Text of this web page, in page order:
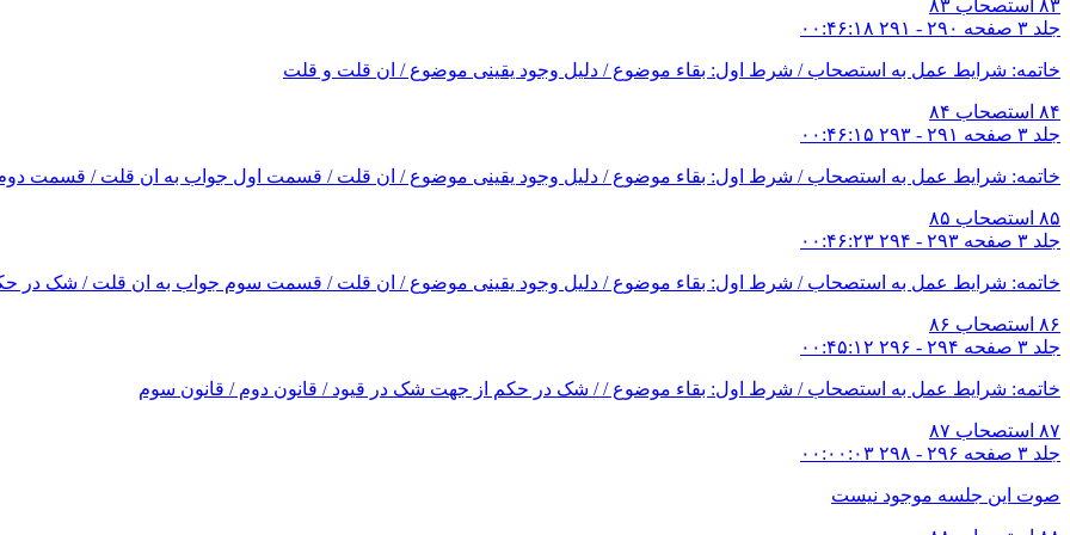
اما مقصد دوم، شامل دو مقام و انواع گمان‌ها و ظنون معتبر مى‌باشد. مقام اول امكان عقلى تعبدبه ظن و مقام دوم، تأسيس اصل در
اما گمان‌ها و ظن‌هاى معتبر؛ شامل اماره‌هاى معتبر در تشخيص منظور و مراد متكلم، اجماع منقول، شهرت در فتوا، خبر واحد و بحث
اما مقصد سوم، اصول عمليّه و شك مى‌باشد. مؤلف بحث را در دو مقام مطرح نموده است. مقام اول حكم شك بدون ملاحظۀ حالت سابق
مقام دوم حكم شك با ملاحظۀ حالت سابق كه اصل استصحاب است.
و اما مقام دوم نيز در دو موضع بحث مى‌كند: موضع اول شك در نفس تكليف و موضع دوم شك در متعلق تكليف با علم به نفس تكليف
اما موضع اول؛ شامل سه مطلب است: شبهۀ تحريمى تكليفى، شبهۀ وجوبى، و دوران امر بين وجوب و حرمت. هر سه مطلب را در حالت
در موضوع حكم بررسى مى‌كند كه در مجموع دوازده حالت مورد بررسى قرار مى‌گيرد.
اما موضع دوم كه شك در مكلف به مى‌باشد، داراى سه مطلب است: ۱ - دوران امر بين حرام و غير واجب، ۲ - اشتباه واجب با غير حرام، ۳ - اشتباه واجب با حرام.
در مطلب اول و دوم چهار حالت فقدان نص، اجمال نص، تعارض دو نص و اشتباه در موضوع حكم مورد بررسى قرار مى‌گيرد. بنابراين ۹ حالت بيشتر مورد بررسى واقع نمى‌شود.
مؤلف بحث دوران امر بين حرام و غير واجب را به دليل اشتباه در موضوع حكم در دو مقام بحث مى‌كند، يكى در شبهۀ محصوره و ديگرى
و امّا مطلب دوم (اشتباه بين واجب با غير حرام) بر دو قسم است: مردد بين متباينين و مردد بين اقل و اكثر. قسم اول (مردد بين
از جهت موضوع بحث مى‌شود.
در بحث اقل و اكثر در واقع بحث در اين است كه آيا يك شىء خاص جزء مأمور به است يا نيست. و بنابراين در دو محدوده بحث مى‌شود:
ذهنى (قيد) باشد. در حالتى كه كه جزء ذهنى باشد نيز با اين قيد منتزع از امر خارجى است كه مغاير با مأمور به است و يا متحد با مأمور
۸۳ استصحاب ۸۳
جلد ۳ صفحه ۲۹۰ - ۲۹۱
۰۰:۴۶:۱۸
خاتمه: شرایط عمل به استصحاب / شرط اول: بقاء موضوع / دلیل وجود یقینی موضوع / ان قلت و قلت
۸۴ استصحاب ۸۴
جلد ۳ صفحه ۲۹۱ - ۲۹۳
۰۰:۴۶:۱۵
خاتمه: شرایط عمل به استصحاب / شرط اول: بقاء موضوع / دلیل وجود یقینی موضوع / ان قلت / قسمت اول جواب به ان قلت / قسمت
۸۵ استصحاب ۸۵
جلد ۳ صفحه ۲۹۳ - ۲۹۴
۰۰:۴۶:۲۳
خاتمه: شرایط عمل به استصحاب / شرط اول: بقاء موضوع / دلیل وجود یقینی موضوع / ان قلت / قسمت سوم جواب به ان قلت / شک در
۸۶ استصحاب ۸۶
جلد ۳ صفحه ۲۹۴ - ۲۹۶
۰۰:۴۵:۱۲
خاتمه: شرایط عمل به استصحاب / شرط اول: بقاء موضوع / / شک در حکم از جهت شک در قیود / قانون دوم / قانون سوم
۸۷ استصحاب ۸۷
جلد ۳ صفحه ۲۹۶ - ۲۹۸
۰۰:۰۰:۰۳
صوت این جلسه موجود نیست